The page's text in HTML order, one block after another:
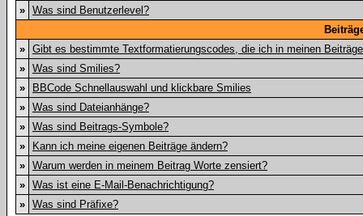
» Was sind Benutzerlevel?
» Gibt es bestimmte Textformatierungscodes, die ich in meinen
» Was sind Smilies?
»
BBCode Schnellauswahl und klickbare Smilies
» Was sind Dateianhänge?
» Was sind Beitrags-Symbole?
»
Kann ich meine eigenen Beiträge ändern?
» Warum werden in meinem Beitrag Worte zensiert?
» Was ist eine E-Mail-Benachrichtigung?
» Was sind Präfixe?